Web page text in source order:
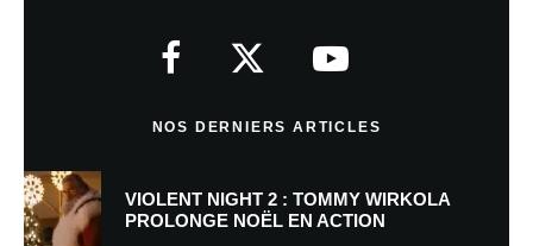
NOS DERNIERS ARTICLES
VIOLENT NIGHT 2 : TOMMY WIRKOLA
PROLONGE NOËL EN ACTION